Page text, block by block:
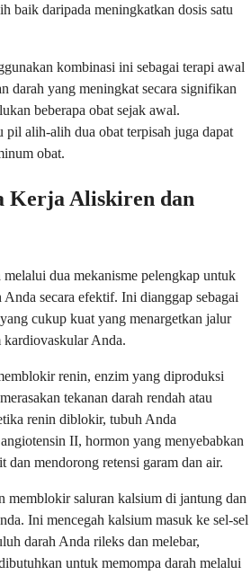
baik daripada meningkatkan dosis satu
kombinasi ini sebagai terapi awal
darah yang meningkat secara signifikan
beberapa obat sejak awal.
pil alih-alih dua obat terpisah juga dapat
obat.
Kerja Aliskiren dan
dua mekanisme pelengkap untuk
secara efektif. Ini dianggap sebagai
cukup kuat yang menargetkan jalur
kardiovaskular Anda.
renin, enzim yang diproduksi
tekanan darah rendah atau
renin diblokir, tubuh Anda
II, hormon yang menyebabkan
dan mendorong retensi garam dan air.
memblokir saluran kalsium di jantung dan
Ini mencegah kalsium masuk ke sel-sel
darah Anda rileks dan melebar,
untuk memompa darah melalui